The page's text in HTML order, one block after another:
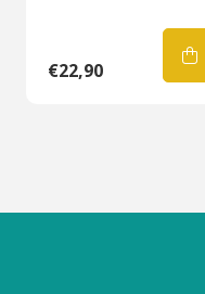
€22,90